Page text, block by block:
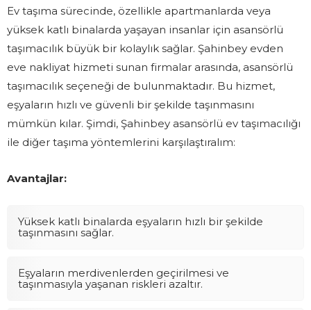
Ev taşıma sürecinde, özellikle apartmanlarda veya
yüksek katlı binalarda yaşayan insanlar için asansörlü
taşımacılık büyük bir kolaylık sağlar. Şahinbey evden
eve nakliyat hizmeti sunan firmalar arasında, asansörlü
taşımacılık seçeneği de bulunmaktadır. Bu hizmet,
eşyaların hızlı ve güvenli bir şekilde taşınmasını
mümkün kılar. Şimdi, Şahinbey asansörlü ev taşımacılığı
ile diğer taşıma yöntemlerini karşılaştıralım:
Avantajlar:
Yüksek katlı binalarda eşyaların hızlı bir şekilde
taşınmasını sağlar.
Eşyaların merdivenlerden geçirilmesi ve
taşınmasıyla yaşanan riskleri azaltır.